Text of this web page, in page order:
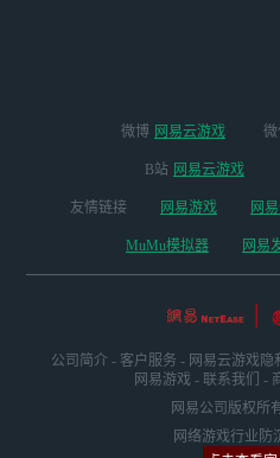
微博 网易云游戏 微
B站 网易云游戏
友情链接 网易游戏 网
MuMu模拟器 网易
公司简介 - 客户服务 - 网易云游戏隐
网易游戏 - 联系我们 -
网易公司版权所
网络游戏行业防